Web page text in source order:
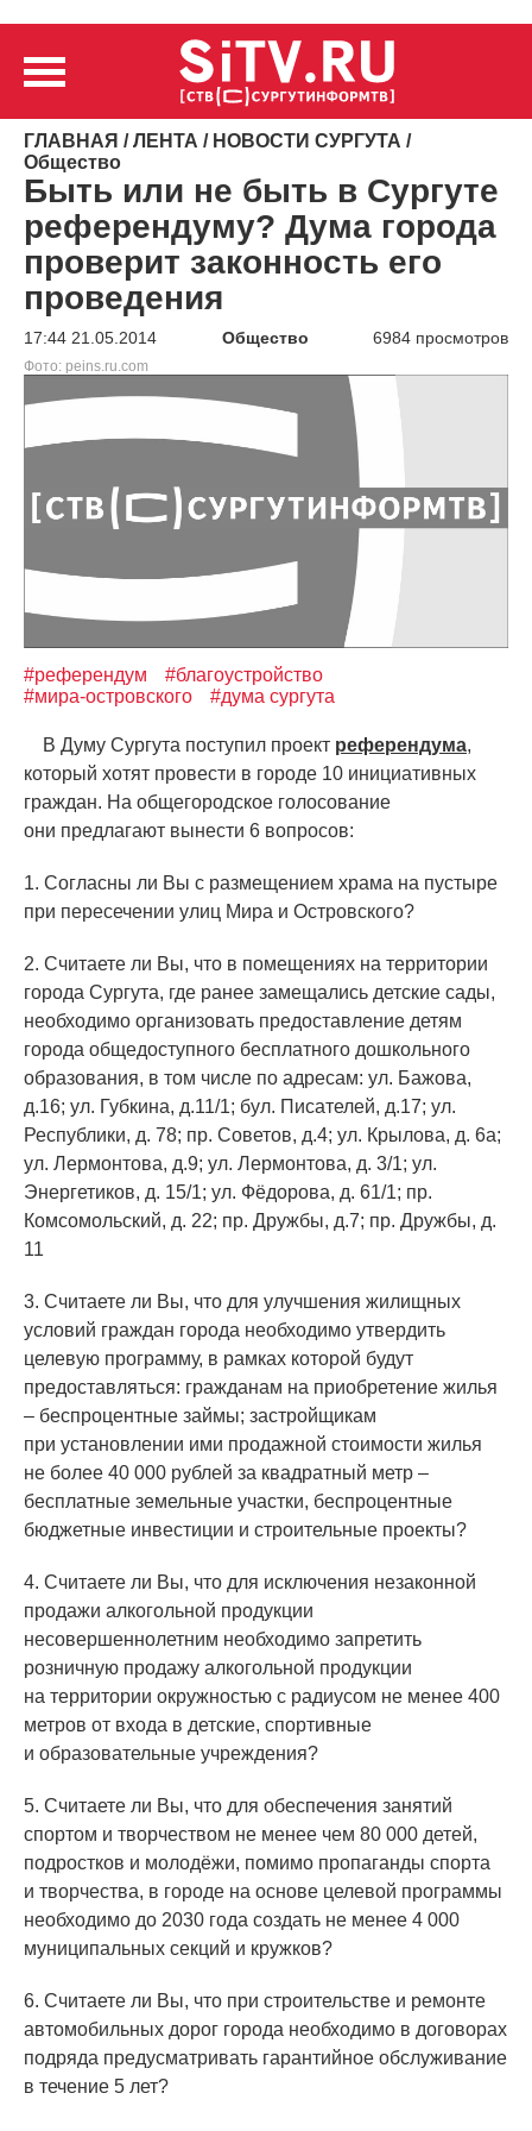
ГЛАВНАЯ /ЛЕНТА / НОВОСТИ СУРГУТА /
Общество
Быть или не быть в Сургуте
референдуму? Дума города
проверит законность его
проведения
17:44 21.05.2014 Общество 6984 просмотров
Фото: peins.ru.com
#референдум
#благоустройство
#мира-островского
#дума сургута
В Думу Сургута поступил проект референдума,
который хотят провести в городе 10 инициативных
граждан. На общегородское голосование
они предлагают вынести 6 вопросов:
1. Согласны ли Вы с размещением храма на пустыре
при пересечении улиц Мира и Островского?
2. Считаете ли Вы, что в помещениях на территории
города Сургута, где ранее замещались детские сады,
необходимо организовать предоставление детям
города общедоступного бесплатного дошкольного
образования, в том числе по адресам: ул. Бажова,
д.16; ул. Губкина, д.11/1; бул. Писателей, д.17; ул.
Республики, д. 78; пр. Советов, д.4; ул. Крылова, д. 6а;
ул. Лермонтова, д.9; ул. Лермонтова, д. 3/1; ул.
Энергетиков, д. 15/1; ул. Фёдорова, д. 61/1; пр.
Комсомольский, д. 22; пр. Дружбы, д.7; пр. Дружбы, д.
11
3. Считаете ли Вы, что для улучшения жилищных
условий граждан города необходимо утвердить
целевую программу, в рамках которой будут
предоставляться: гражданам на приобретение жилья
– беспроцентные займы; застройщикам
при установлении ими продажной стоимости жилья
не более 40 000 рублей за квадратный метр –
бесплатные земельные участки, беспроцентные
бюджетные инвестиции и строительные проекты?
4. Считаете ли Вы, что для исключения незаконной
продажи алкогольной продукции
несовершеннолетним необходимо запретить
розничную продажу алкогольной продукции
на территории окружностью с радиусом не менее 400
метров от входа в детские, спортивные
и образовательные учреждения?
5. Считаете ли Вы, что для обеспечения занятий
спортом и творчеством не менее чем 80 000 детей,
подростков и молодёжи, помимо пропаганды спорта
и творчества, в городе на основе целевой программы
необходимо до 2030 года создать не менее 4 000
муниципальных секций и кружков?
6. Считаете ли Вы, что при строительстве и ремонте
автомобильных дорог города необходимо в договорах
подряда предусматривать гарантийное обслуживание
в течение 5 лет?